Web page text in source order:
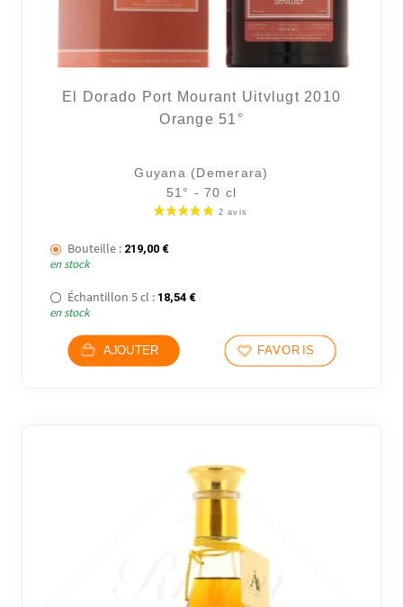
El Dorado Port Mourant Uitvlugt 2010
Orange 51°
Guyana (Demerara)
51° - 70 cl
Bouteille : 219,00 €
en stock
Échantillon 5 cl : 18,54 €
en stock
AJOUTER FAVORIS